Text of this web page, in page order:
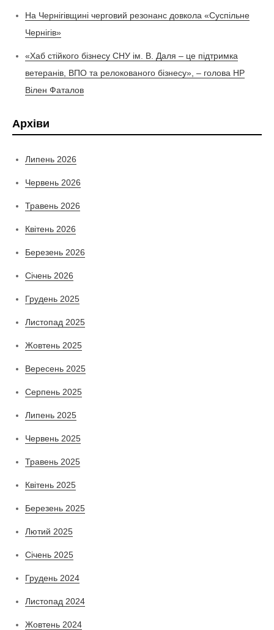
На Чернігівщині черговий резонанс довкола «Суспільне
Чернігів»
«Хаб стійкого бізнесу СНУ ім. В. Даля – це підтримка
ветеранів, ВПО та релокованого бізнесу», – голова НР
Вілен Фаталов
Архіви
Липень 2026
Червень 2026
Травень 2026
Квітень 2026
Березень 2026
Січень 2026
Грудень 2025
Листопад 2025
Жовтень 2025
Вересень 2025
Серпень 2025
Липень 2025
Червень 2025
Травень 2025
Квітень 2025
Березень 2025
Лютий 2025
Січень 2025
Грудень 2024
Листопад 2024
Жовтень 2024